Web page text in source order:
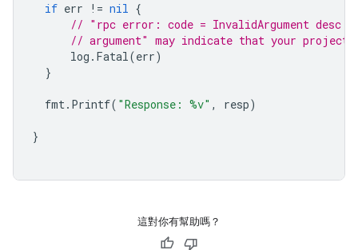
if err != nil {
// "rpc error: code = InvalidArgument desc
// argument" may indicate that your project
log . Fatal(err)
}
fmt. Printf( "Response: %v" , resp)
}
這對你有幫助嗎？